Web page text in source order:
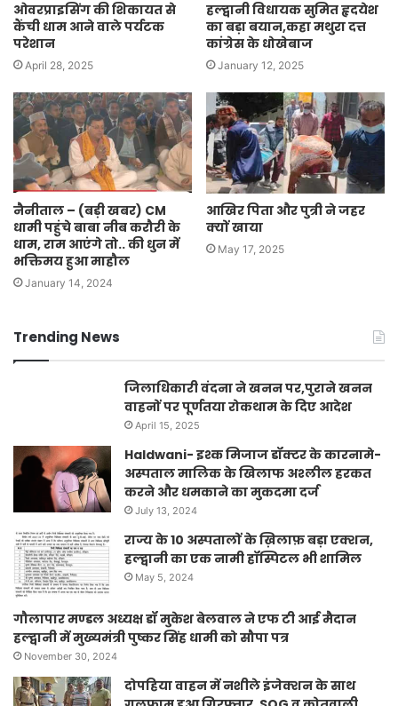
ओवरप्राइसिंग की शिकायत से
कैंची धाम आने वाले पर्यटक
परेशान
April 28, 2025
हल्द्वानी विधायक सुमित हृदयेश
का बड़ा बयान,कहा मथुरा दत्त
कांग्रेस के धोखेबाज
January 12, 2025
नैनीताल – (बड़ी खबर) CM
धामी पहुंचे बाबा नीब करौरी के
धाम, राम आएंगे तो.. की धुन में
भक्तिमय हुआ माहौल
January 14, 2024
आखिर पिता और पुत्री ने जहर
क्यों खाया
May 17, 2025
Trending News
जिलाधिकारी वंदना ने खनन पर,पुराने खनन
वाहनों पर पूर्णतया रोकथाम के दिए आदेश
April 15, 2025
Haldwani- इश्क मिजाज डॉक्टर के कारनामे-
अस्पताल मालिक के खिलाफ अश्लील हरकत
करने और धमकाने का मुकदमा दर्ज
July 13, 2024
राज्य के 10 अस्पतालों के ख़िलाफ़ बड़ा एक्शन,
हल्द्वानी का एक नामी हॉस्पिटल भी शामिल
May 5, 2024
गौलापार मण्डल अध्यक्ष डॉ मुकेश बेलवाल ने एफ टी आई मैदान
हल्द्वानी में मुख्यमंत्री पुष्कर सिंह धामी को सौपा पत्र
November 30, 2024
दोपहिया वाहन में नशीले इंजेक्शन के साथ